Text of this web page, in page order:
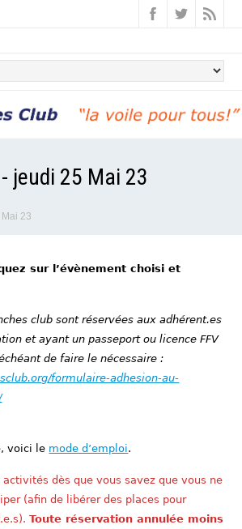
jeudi 25 Mai 23
23
sur l’évènement choisi et
club sont réservées aux adhérent.es
et ayant un passeport ou licence FFV
de faire le nécessaire :
formulaire-adhesion-au-
voici le mode d’emploi.
activités dès que vous savez que vous ne
(afin de libérer des places pour
Toute réservation annulée moins